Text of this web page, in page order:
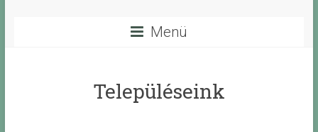
Menü
Településeink